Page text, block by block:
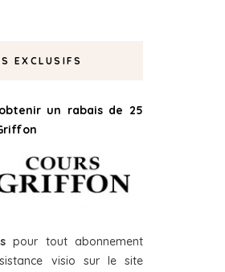
EXCLUSIFS
un rabais de 25
pour tout abonnement
visio sur le site